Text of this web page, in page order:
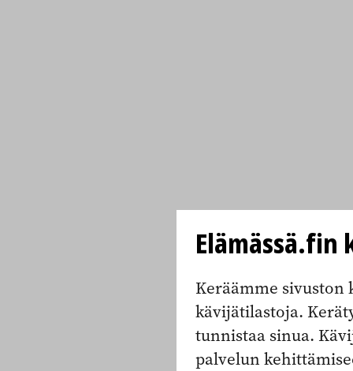
Keräämme sivuston
kävijätilastoja.
tunnistaa sinua.
palvelun